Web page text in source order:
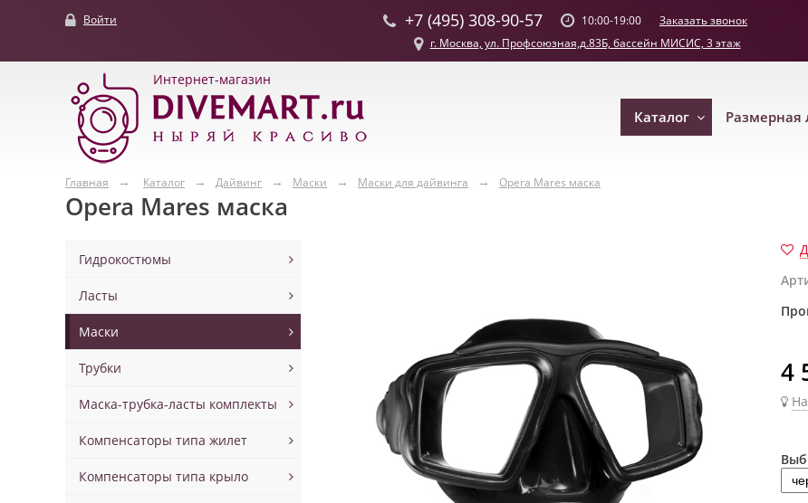
Войти +7 (495) 308-90-57 10:00-19:00 Заказать звонок
г. Москва, ул. Профсоюзная,д.83Б, бассейн МИСИС, 3 этаж
Интернет-магазин
Каталог Размерная
Главная Каталог Дайвинг Маски Маски для дайвинга Opera Mares маска
Opera Mares маска
Гидрокостюмы
Ласты
Маски
Трубки
Маска-трубка-ласты комплекты
Компенсаторы типа жилет
Компенсаторы типа крыло
4